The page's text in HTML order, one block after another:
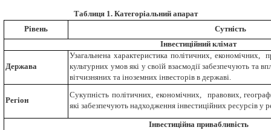
Таблиця 1. Категоріальний апарат
Рівень
Сутність
Інвестиційний клімат
Держава
Узагальнена характеристика політичних, економічних,
культурних умов які у своїй взаємодії забезпечують та
вітчизняних та іноземних інвесторів в державі.
Регіон
Сукупністьполітичних, економічних, правових,
які забезпечують надходження інвестиційних ресурсів у
Інвестиційна привабливість